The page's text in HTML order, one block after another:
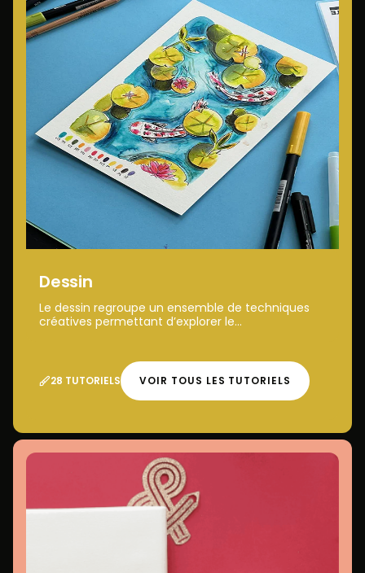
Dessin
Le dessin regroupe un ensemble de techniques
créatives permettant d’explorer le...
28 TUTORIELS VOIR TOUS LES TUTORIELS